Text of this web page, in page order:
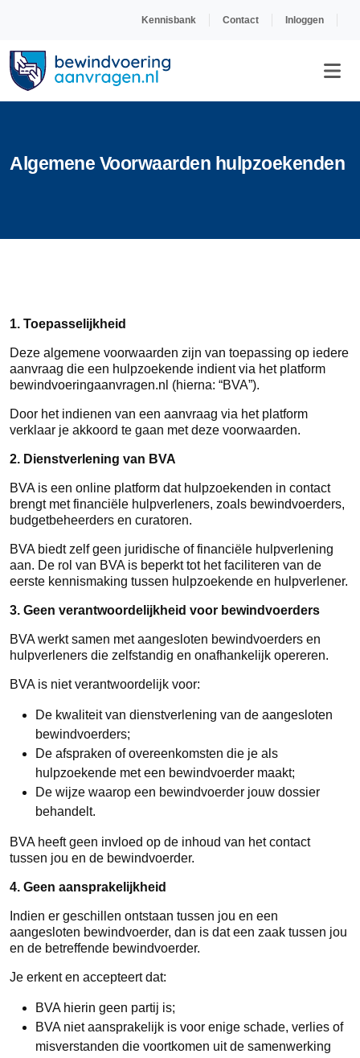
Kennisbank Contact Inloggen
Algemene Voorwaarden hulpzoekenden
1. Toepasselijkheid
Deze algemene voorwaarden zijn van toepassing op iedere
aanvraag die een hulpzoekende indient via het platform
bewindvoeringaanvragen.nl (hierna: “BVA”).
Door het indienen van een aanvraag via het platform
verklaar je akkoord te gaan met deze voorwaarden.
2. Dienstverlening van BVA
BVA is een online platform dat hulpzoekenden in contact
brengt met financiële hulpverleners, zoals bewindvoerders,
budgetbeheerders en curatoren.
BVA biedt zelf geen juridische of financiële hulpverlening
aan. De rol van BVA is beperkt tot het faciliteren van de
eerste kennismaking tussen hulpzoekende en hulpverlener.
3. Geen verantwoordelijkheid voor bewindvoerders
BVA werkt samen met aangesloten bewindvoerders en
hulpverleners die zelfstandig en onafhankelijk opereren.
BVA is niet verantwoordelijk voor:
De kwaliteit van dienstverlening van de aangesloten
bewindvoerders;
De afspraken of overeenkomsten die je als
hulpzoekende met een bewindvoerder maakt;
De wijze waarop een bewindvoerder jouw dossier
behandelt.
BVA heeft geen invloed op de inhoud van het contact
tussen jou en de bewindvoerder.
4. Geen aansprakelijkheid
Indien er geschillen ontstaan tussen jou en een
aangesloten bewindvoerder, dan is dat een zaak tussen jou
en de betreffende bewindvoerder.
Je erkent en accepteert dat:
BVA hierin geen partij is;
BVA niet aansprakelijk is voor enige schade, verlies of
misverstanden die voortkomen uit de samenwerking